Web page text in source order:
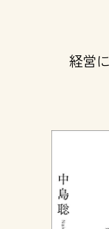
経営